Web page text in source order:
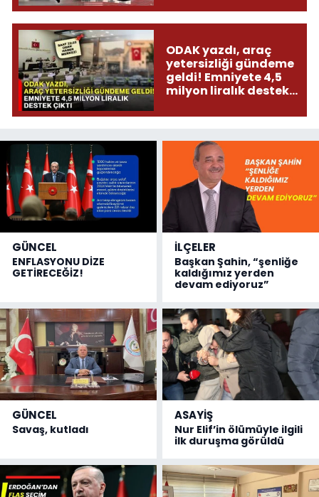
ODAK yazdı, araç
yetersizliği gündeme
geldi! Emniyete 4,5
milyon liralık destek
GÜNCEL
ENFLASYONU DİZE
GETİRECEĞİZ!
İLÇELER
Başkan Şahin, “şenliğe
kaldığımız yerden
devam ediyoruz”
GÜNCEL
Savaş, kutladı
ASAYİŞ
Nur Elif’in ölümüyle ilgili
ilk duruşma görüldü